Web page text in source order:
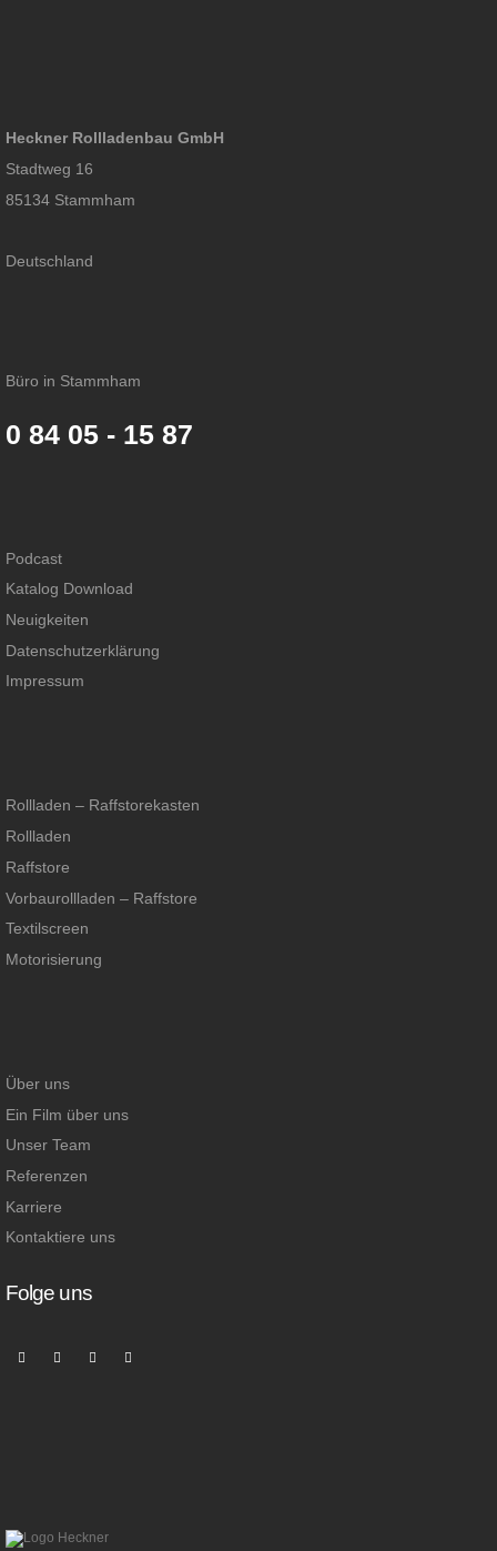
Heckner Rollladenbau GmbH
Stadtweg 16
85134 Stammham
Deutschland
Büro in Stammham
0 84 05 - 15 87
Podcast
Katalog Download
Neuigkeiten
Datenschutzerklärung
Impressum
Rollladen – Raffstorekasten
Rollladen
Raffstore
Vorbaurollladen – Raffstore
Textilscreen
Motorisierung
Über uns
Ein Film über uns
Unser Team
Referenzen
Karriere
Kontaktiere uns
Folge uns